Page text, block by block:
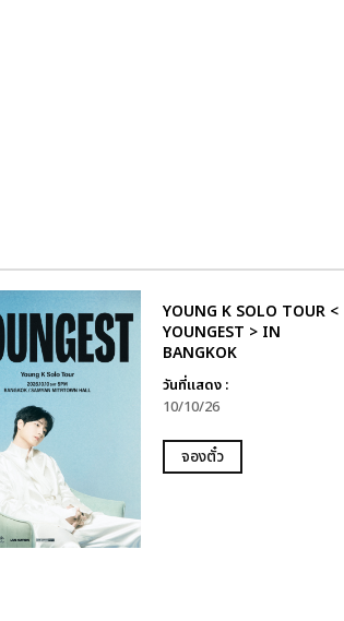
YOUNG K SOLO TOUR <
YOUNGEST > IN
BANGKOK
วันที่แสดง :
10/10/26
จองตั๋ว